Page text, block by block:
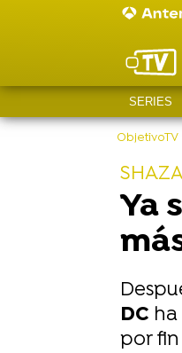
SERIES
ObjetivoTV
Ya
DC
por